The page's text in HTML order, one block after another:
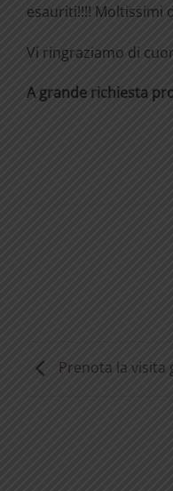
esauriti!!!! Moltissimi
Vi ringraziamo di
A grande richiesta
Prenota la visita